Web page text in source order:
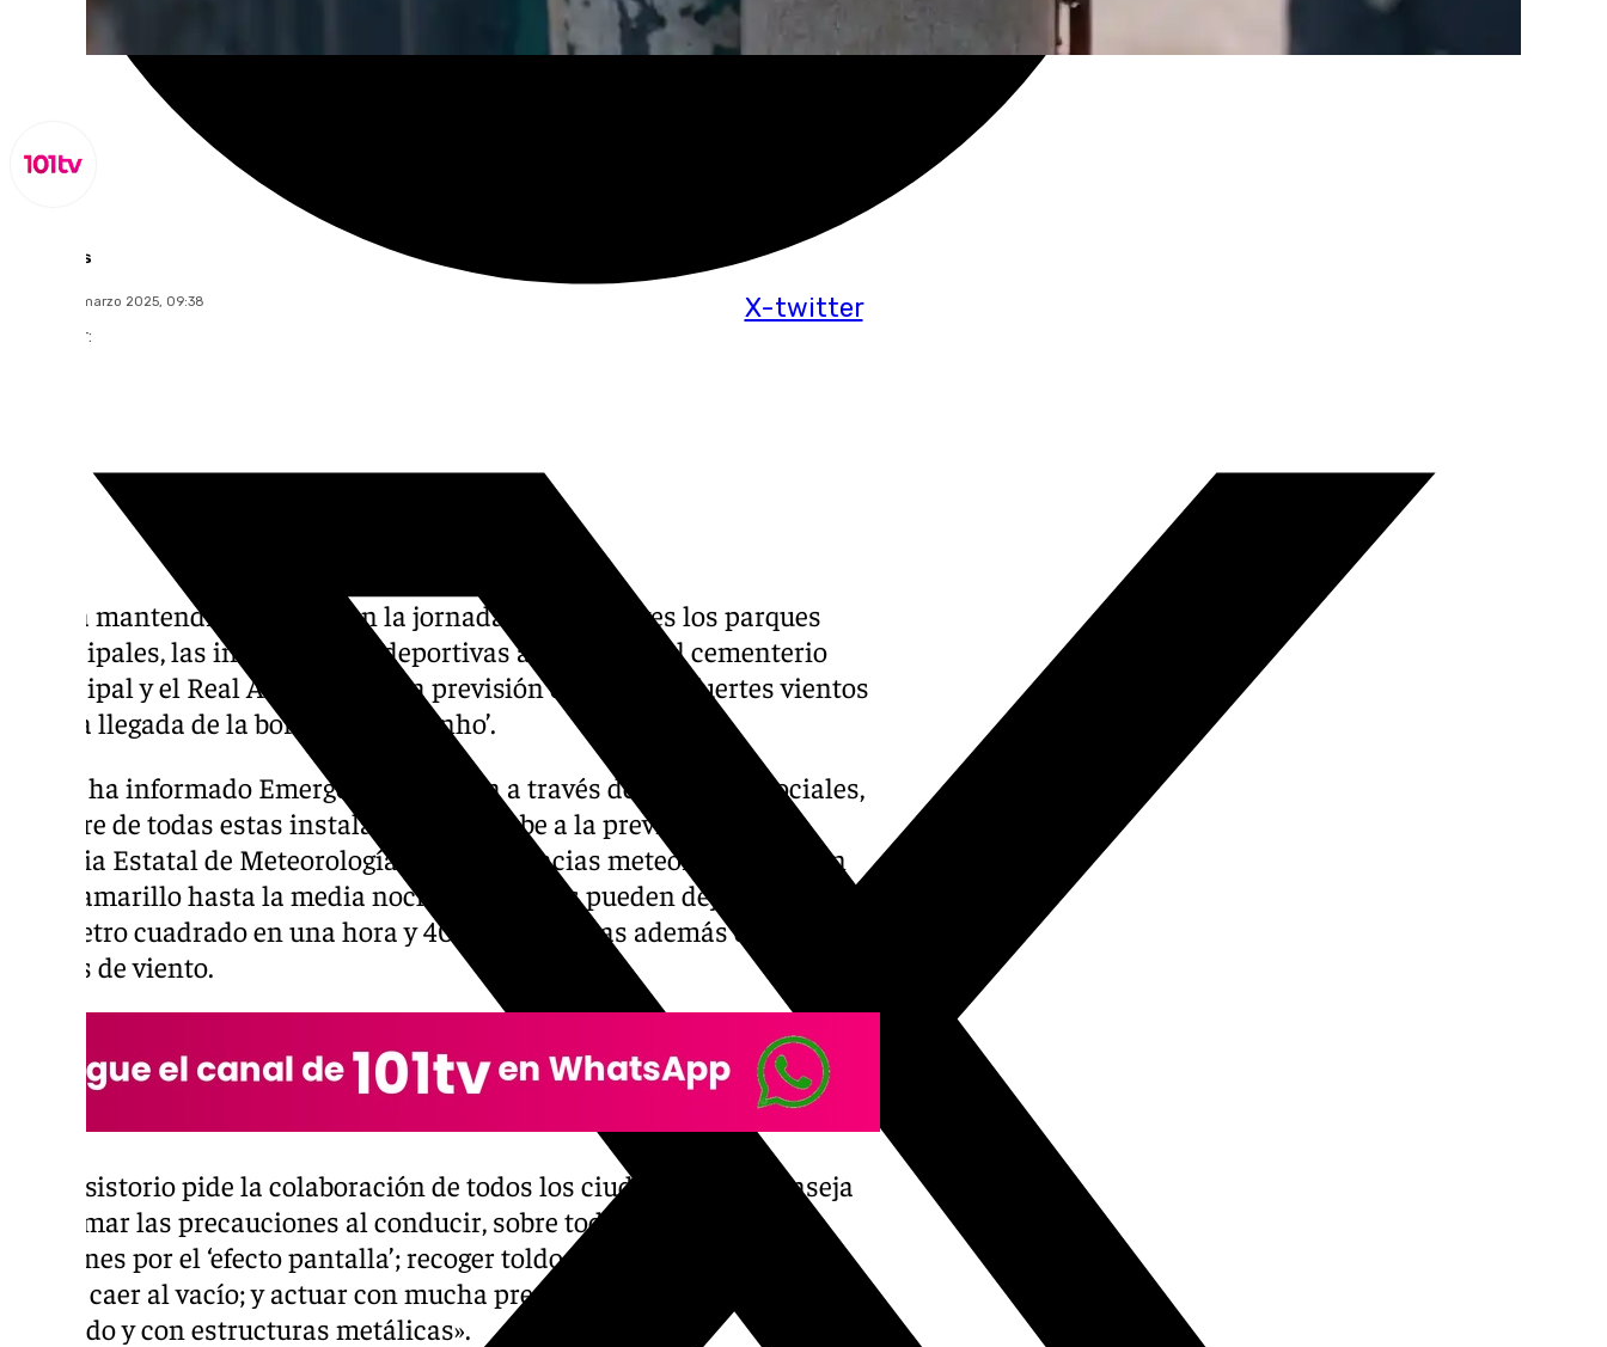
X-twitter
Lynx Devs
jueves, 20 marzo 2025, 09:38
Compartir:
Sevilla mantendrá cerrados en la jornada de este jueves los parques
municipales, las instalaciones deportivas al aire libre, el cementerio
municipal y el Real Alcázar ante la previsión de lluvias y fuertes vientos
ante la llegada de la borrasca ‘Martinho’.
Según ha informado Emergencias Sevilla a través de sus redes sociales,
el cierre de todas estas instalaciones se debe a la previsión de la
Agencia Estatal de Meteorología de inclemencias meteorológicas, con
aviso amarillo hasta la media noche por lluvias pueden dejar 20 litros
por metro cuadrado en una hora y 40 en doce horas además de fuertes
rachas de viento.
El consistorio pide la colaboración de todos los ciudadanos y aconseja
«extremar las precauciones al conducir, sobre todo al adelantar a
camiones por el ‘efecto pantalla’; recoger toldos y cualquier objeto que
pueda caer al vacío; y actuar con mucha precaución en zonas de
arbolado y con estructuras metálicas».